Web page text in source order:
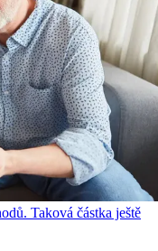
Taková částka ještě